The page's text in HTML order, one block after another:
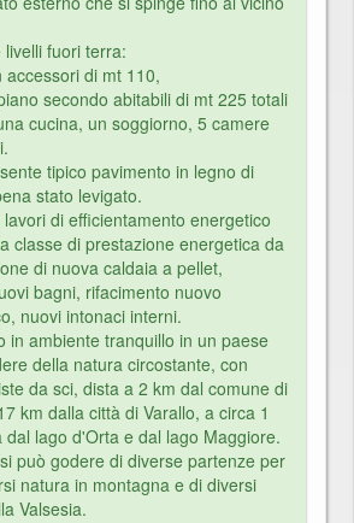
fuori terra:
di mt 110,
secondo abitabili di mt 225 totali
cucina, un soggiorno, 5 camere
tipico pavimento in legno di
stato levigato.
di efficientamento energetico
classe di prestazione energetica da
di nuova caldaia a pellet,
bagni, rifacimento nuovo
nuovi intonaci interni.
in ambiente tranquillo in un paese
della natura circostante, con
da sci, dista a 2 km dal comune di
km dalla città di Varallo, a circa 1
dal lago d'Orta e dal lago Maggiore.
può godere di diverse partenze per
natura in montagna e di diversi
Valsesia.